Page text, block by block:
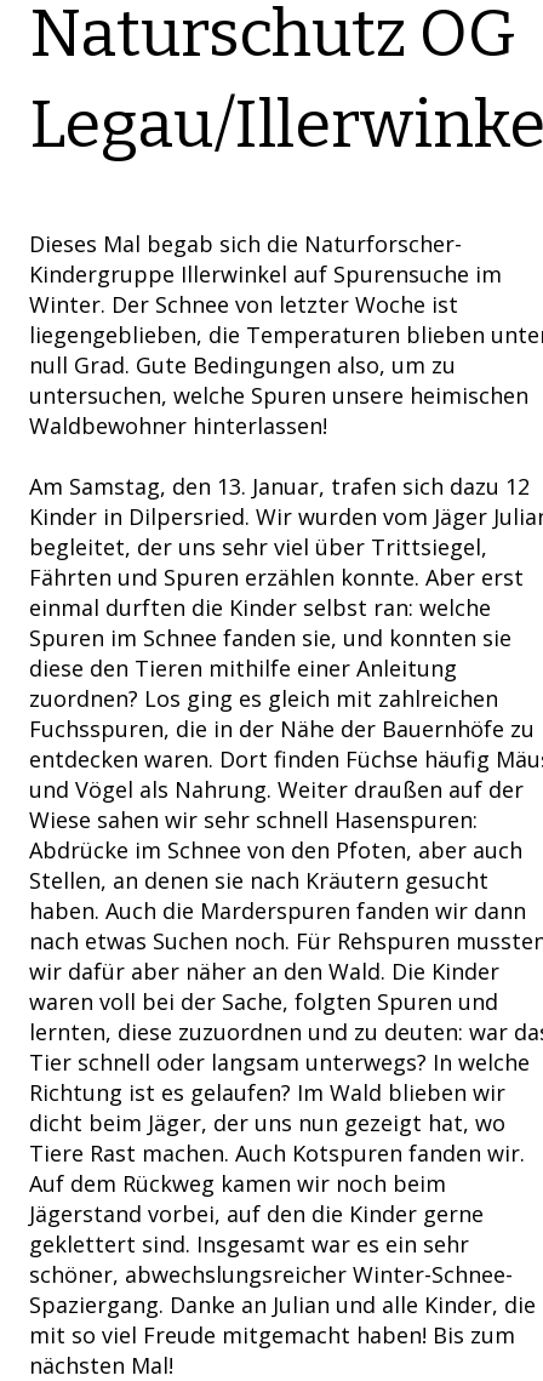
Naturschutz OG
Legau/
Dieses Mal begab sich die Naturforscher-
Kindergruppe Illerwinkel auf Spurensuche im
Winter. Der Schnee von letzter Woche ist
liegengeblieben, die Temperaturen blieben
null Grad. Gute Bedingungen also, um zu
untersuchen, welche Spuren unsere heimischen
Waldbewohner hinterlassen!
Am Samstag, den 13. Januar, trafen sich dazu 12
Kinder in Dilpersried. Wir wurden vom Jäger
begleitet, der uns sehr viel über Trittsiegel,
Fährten und Spuren erzählen konnte. Aber erst
einmal durften die Kinder selbst ran: welche
Spuren im Schnee fanden sie, und konnten sie
diese den Tieren mithilfe einer Anleitung
zuordnen? Los ging es gleich mit zahlreichen
Fuchsspuren, die in der Nähe der Bauernhöfe zu
entdecken waren. Dort finden Füchse häufig
und Vögel als Nahrung. Weiter draußen auf der
Wiese sahen wir sehr schnell Hasenspuren:
Abdrücke im Schnee von den Pfoten, aber auch
Stellen, an denen sie nach Kräutern gesucht
haben. Auch die Marderspuren fanden wir dann
nach etwas Suchen noch. Für Rehspuren
wir dafür aber näher an den Wald. Die Kinder
waren voll bei der Sache, folgten Spuren und
lernten, diese zuzuordnen und zu deuten: war
Tier schnell oder langsam unterwegs? In welche
Richtung ist es gelaufen? Im Wald blieben wir
dicht beim Jäger, der uns nun gezeigt hat, wo
Tiere Rast machen. Auch Kotspuren fanden wir.
Auf dem Rückweg kamen wir noch beim
Jägerstand vorbei, auf den die Kinder gerne
geklettert sind. Insgesamt war es ein sehr
schöner, abwechslungsreicher Winter-Schnee-
Spaziergang. Danke an Julian und alle Kinder, die
mit so viel Freude mitgemacht haben! Bis zum
nächsten Mal!